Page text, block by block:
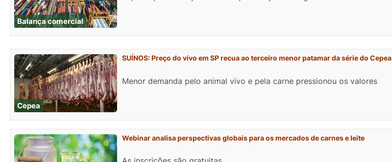
Balança comercial
Cepea
SUÍNOS: Preço do vivo em SP recua ao terceiro menor patamar da série do Cepea
Menor demanda pelo animal vivo e pela carne pressionou os valores
Webinar analisa perspectivas globais para os mercados de carnes e leite